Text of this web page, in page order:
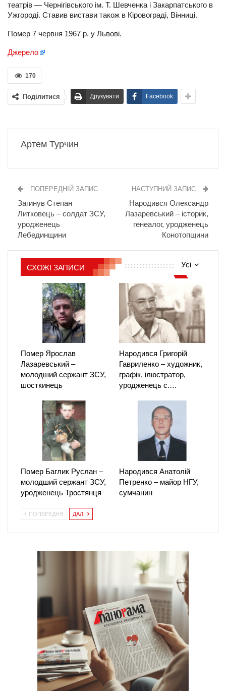
театрів — Чернігівського ім. Т. Шевченка і Закарпатського в
Ужгороді. Ставив вистави також в Кіровограді, Вінниці.
Помер 7 червня 1967 р. у Львові.
Джерело
170
Поділитися Друкувати Facebook
Артем Турчин
ПОПЕРЕДНІЙ ЗАПИС
Загинув Степан
Литковець – солдат ЗСУ,
уродженець
Лебединщини
НАСТУПНИЙ ЗАПИС
Народився Олександр
Лазаревський – історик,
генеалог, уродженець
Конотопщини
Усі
СХОЖІ ЗАПИСИ
Помер Ярослав
Лазаревський –
молодший сержант ЗСУ,
шосткинець
Народився Григорій
Гавриленко – художник,
графік, ілюстратор,
уродженець с.…
Помер Баглик Руслан –
молодший сержант ЗСУ,
уродженець Тростянця
Народився Анатолій
Петренко – майор НГУ,
сумчанин
ПОПЕРЕДНЯ ДАЛІ